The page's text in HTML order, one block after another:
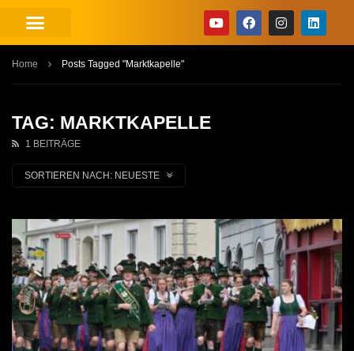
Home Posts Tagged "Marktkapelle"
TAG: MARKTKAPELLE
1 BEITRÄGE
SORTIEREN NACH: NEUESTE